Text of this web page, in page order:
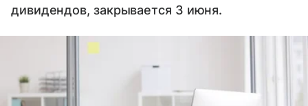
дивидендов, закрывается 3 июня.